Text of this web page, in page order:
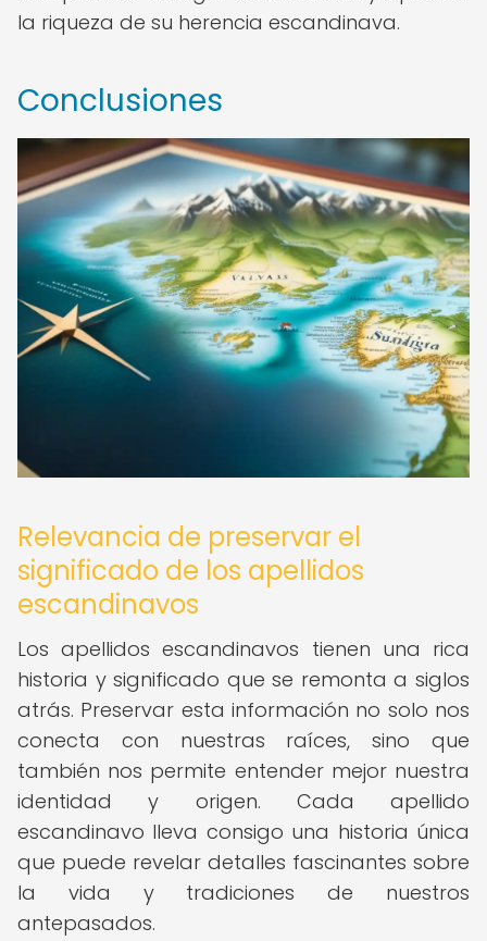
la riqueza de su herencia escandinava.
Conclusiones
Relevancia de preservar el
significado de los apellidos
escandinavos
Los apellidos escandinavos tienen una rica
historia y significado que se remonta a siglos
atrás. Preservar esta información no solo nos
conecta con nuestras raíces, sino que
también nos permite entender mejor nuestra
identidad y origen. Cada apellido
escandinavo lleva consigo una historia única
que puede revelar detalles fascinantes sobre
la vida y tradiciones de nuestros
antepasados.